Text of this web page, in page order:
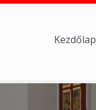
Kezdőlap